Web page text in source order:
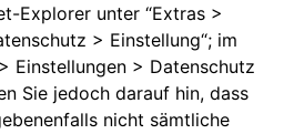
Explorer unter “Extras >
> Einstellung“; im
Einstellungen > Datenschutz
Sie jedoch darauf hin, dass
nicht sämtliche